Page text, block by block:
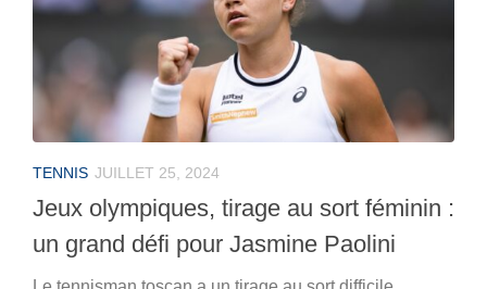
TENNIS JUILLET 25, 2024
Jeux olympiques, tirage au sort féminin :
un grand défi pour Jasmine Paolini